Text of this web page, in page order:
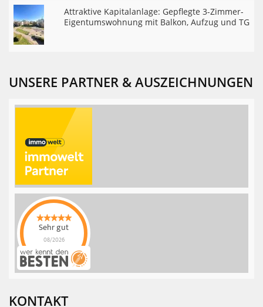
Attraktive Kapitalanlage: Gepflegte 3-Zimmer-
Eigentumswohnung mit Balkon, Aufzug und TG
UNSERE PARTNER & AUSZEICHNUNGEN
Sehr gut
08/2026
Rothbaum Invest
hat4.9von5
auf
werkenntdenBESTEN.de
KONTAKT